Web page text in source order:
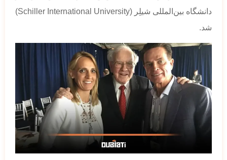
دانشگاه بین‌المللی شیلِر (Schiller International University)
شد.